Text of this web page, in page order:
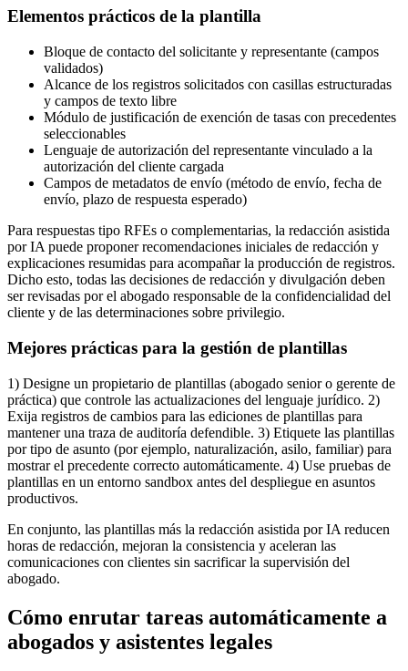
Elementos prácticos de la plantilla
Bloque de contacto del solicitante y representante (campos
validados)
Alcance de los registros solicitados con casillas estructuradas
y campos de texto libre
Módulo de justificación de exención de tasas con precedentes
seleccionables
Lenguaje de autorización del representante vinculado a la
autorización del cliente cargada
Campos de metadatos de envío (método de envío, fecha de
envío, plazo de respuesta esperado)
Para respuestas tipo RFEs o complementarias, la redacción asistida
por IA puede proponer recomendaciones iniciales de redacción y
explicaciones resumidas para acompañar la producción de registros.
Dicho esto, todas las decisiones de redacción y divulgación deben
ser revisadas por el abogado responsable de la confidencialidad del
cliente y de las determinaciones sobre privilegio.
Mejores prácticas para la gestión de plantillas
1) Designe un propietario de plantillas (abogado senior o gerente de
práctica) que controle las actualizaciones del lenguaje jurídico. 2)
Exija registros de cambios para las ediciones de plantillas para
mantener una traza de auditoría defendible. 3) Etiquete las plantillas
por tipo de asunto (por ejemplo, naturalización, asilo, familiar) para
mostrar el precedente correcto automáticamente. 4) Use pruebas de
plantillas en un entorno sandbox antes del despliegue en asuntos
productivos.
En conjunto, las plantillas más la redacción asistida por IA reducen
horas de redacción, mejoran la consistencia y aceleran las
comunicaciones con clientes sin sacrificar la supervisión del
abogado.
Cómo enrutar tareas automáticamente a
abogados y asistentes legales